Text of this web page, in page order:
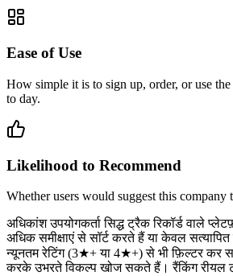
Ease of Use
How simple it is to sign up, order, or use
to day.
Likelihood to Recommend
Whether users would suggest this company
अधिकांश उपयोगकर्ता सिद्ध ट्रैक रिकॉर्ड वाले
अधिक समीक्षाएं से सॉर्ट करते हैं या केवल
न्यूनतम रेटिंग (3★+ या 4★+) से भी फ़िल्टर कर
करके उभरते विकल्प खोज सकते हैं। रैंकिंग रीयल